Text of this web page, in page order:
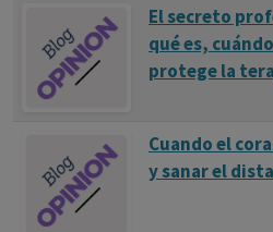
El secreto
qué es,
protege la
Cuando el
y sanar el